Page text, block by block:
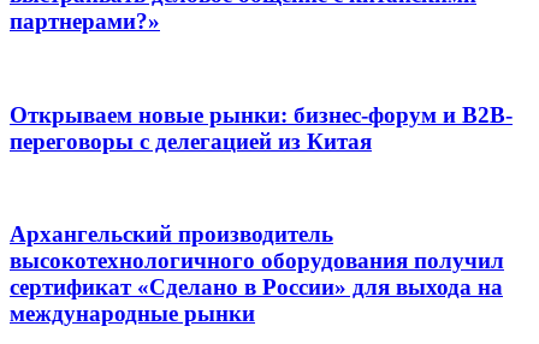
партнерами?»
Открываем новые рынки: бизнес-форум и B2B-
переговоры с делегацией из Китая
Архангельский производитель
высокотехнологичного оборудования получил
сертификат «Сделано в России» для выхода на
международные рынки